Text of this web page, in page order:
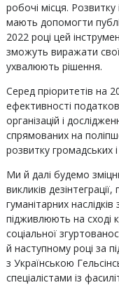
робочі місця. Розвитку
мають допомогти
2022 році цей
зможуть виражати свої
ухвалюють рішення.
Серед пріоритетів на
ефективності
організацій і
спрямованих на
розвитку громадських і
Ми й далі будемо
викликів
гуманітарних
підживлюють на сході
соціальної
й наступному році за
з Українською
спеціалістами із